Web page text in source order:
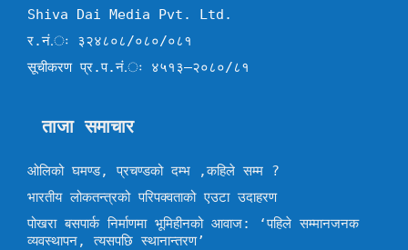
Shiva Dai Media Pvt. Ltd.
र.नं.ः ३२४८०८/०८०/०८१
सूचीकरण प्र.प.नं.ः ४५१३–२०८०/८१
ताजा समाचार
ओलिको घमण्ड, प्रचण्डको दम्भ ,कहिले सम्म ?
भारतीय लोकतन्त्रको परिपक्वताको एउटा उदाहरण
पोखरा बसपार्क निर्माणमा भूमिहीनको आवाज: ‘पहिले सम्मानजनक
व्यवस्थापन, त्यसपछि स्थानान्तरण’